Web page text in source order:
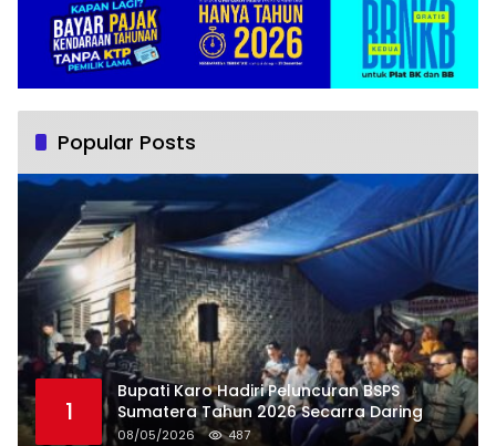
Popular Posts
1
Bupati Karo Hadiri Peluncuran BSPS
Sumatera Tahun 2026 Secarra Daring
08/05/2026 487